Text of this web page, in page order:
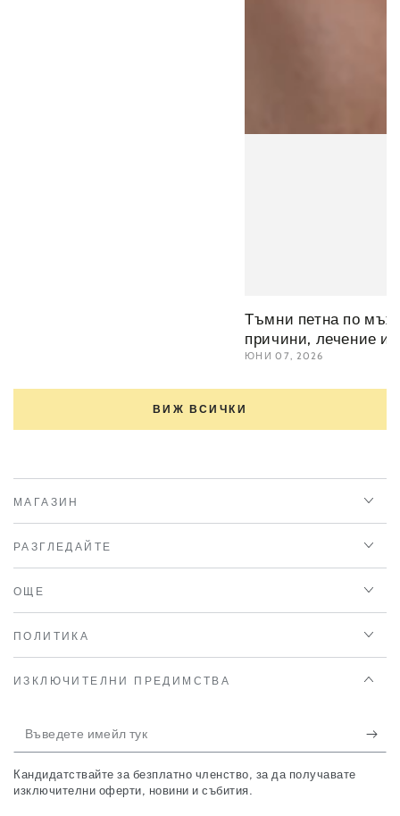
Тъмни петна по
причини, лечение и
ЮНИ 07, 2026
ВИЖ ВСИЧКИ
МАГАЗИН
РАЗГЛЕДАЙТЕ
ОЩЕ
ПОЛИТИКА
ИЗКЛЮЧИТЕЛНИ ПРЕДИМСТВА
Въведете
имейл
тук
Кандидатствайте за безплатно членство, за да получавате
изключителни оферти, новини и събития.